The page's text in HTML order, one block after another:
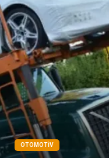
Kültür
OTOMOTIV